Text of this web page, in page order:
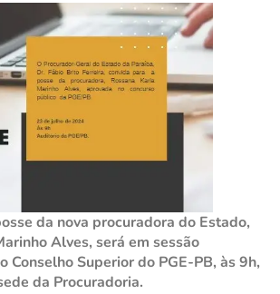
da nova procuradora do Estado,
Alves, será em sessão
Conselho Superior do PGE-PB, às 9h,
da Procuradoria.